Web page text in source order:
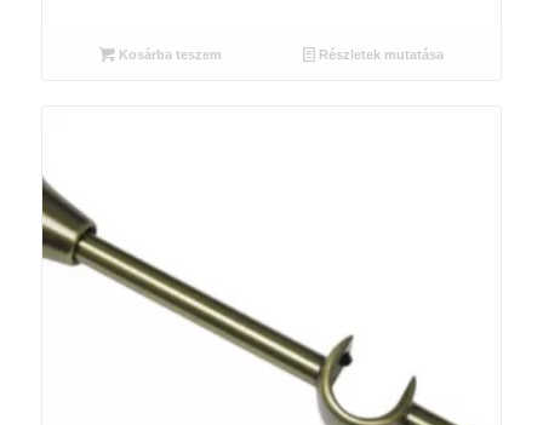
2
Kosárba teszem Részletek mutatása